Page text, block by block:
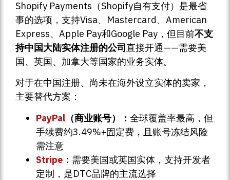
Shopify Payments（Shopify自有支付）是最省
事的选项，支持Visa、Mastercard、American
Express、Apple Pay和Google Pay，但目前不支
持中国大陆实体注册的公司直接开通——需要美
国、英国、加拿大等国家的业务实体。
对于在中国注册、尚未在海外设立实体的卖家，
主要替代方案：
PayPal （商业账号）： 全球覆盖率最高，但
手续费约3.49%+固定费，且账号冻结风险
需注意
Stripe ： 需要美国或英国实体，支持开发者
定制，是DTC品牌的主流选择